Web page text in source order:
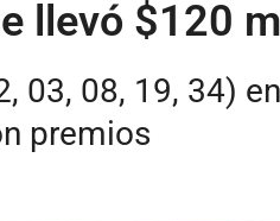
llevó $120
03, 08, 19, 34)
premios